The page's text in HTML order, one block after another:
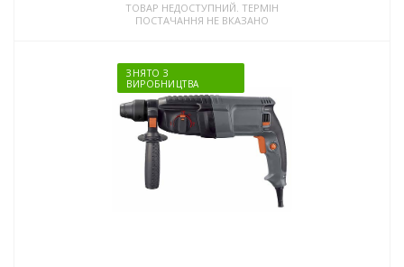
ТОВАР НЕДОСТУПНИЙ. ТЕРМІН
ПОСТАЧАННЯ НЕ ВКАЗАНО
ЗНЯТО З
ВИРОБНИЦТВА